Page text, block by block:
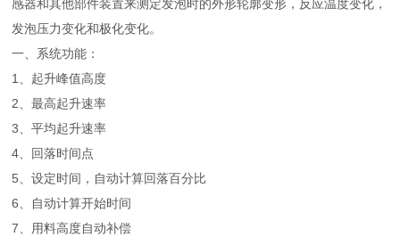
感器和其他部件装置来测定发泡时的外形轮廓变形，反应温度变化，
发泡压力变化和极化变化。
一、系统功能：
1、起升峰值高度
2、最高起升速率
3、平均起升速率
4、回落时间点
5、设定时间，自动计算回落百分比
6、自动计算开始时间
7、用料高度自动补偿